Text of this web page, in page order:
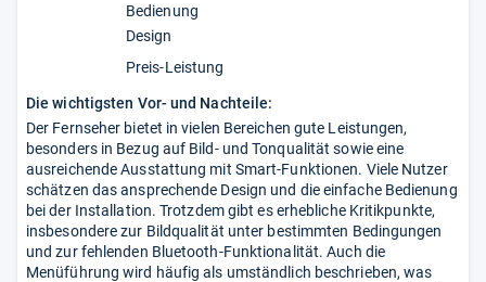
Bedienung
Design
Preis-Leistung
Die wichtigsten Vor- und Nachteile:
Der Fernseher bietet in vielen Bereichen gute Leistungen,
besonders in Bezug auf Bild- und Tonqualität sowie eine
ausreichende Ausstattung mit Smart-Funktionen. Viele Nutzer
schätzen das ansprechende Design und die einfache Bedienung
bei der Installation. Trotzdem gibt es erhebliche Kritikpunkte,
insbesondere zur Bildqualität unter bestimmten Bedingungen
und zur fehlenden Bluetooth-Funktionalität. Auch die
Menüführung wird häufig als umständlich beschrieben, was